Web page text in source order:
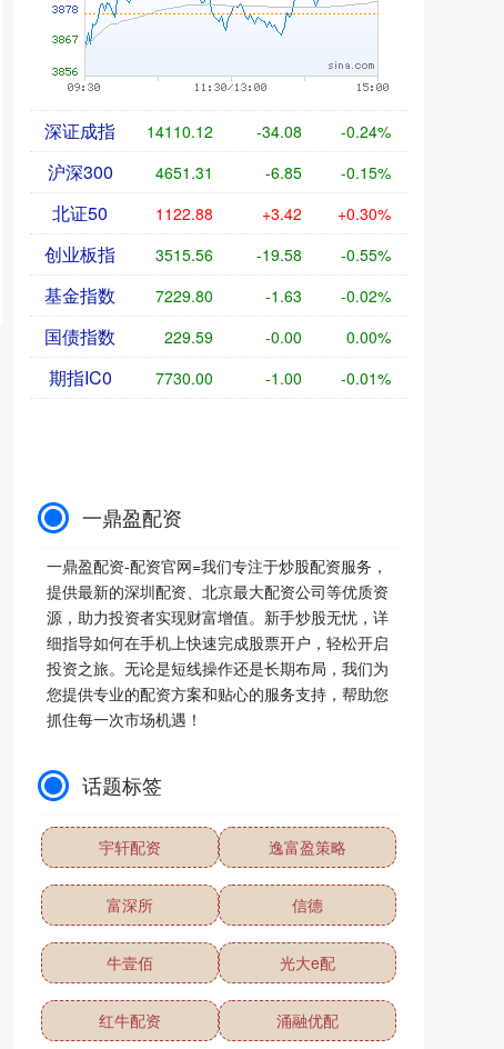
深证成指 14110.12 -34.08 -0.24%
沪深300 4651.31 -6.85 -0.15%
北证50 1122.88 +3.42 +0.30%
创业板指 3515.56 -19.58 -0.55%
基金指数 7229.80 -1.63 -0.02%
国债指数 229.59 -0.00 0.00%
期指IC0 7730.00 -1.00 -0.01%
一鼎盈配资
一鼎盈配资-配资官网=我们专注于炒股配资服务，
提供最新的深圳配资、北京最大配资公司等优质资
源，助力投资者实现财富增值。新手炒股无忧，详
细指导如何在手机上快速完成股票开户，轻松开启
投资之旅。无论是短线操作还是长期布局，我们为
您提供专业的配资方案和贴心的服务支持，帮助您
抓住每一次市场机遇！
话题标签
宇轩配资 逸富盈策略
富深所 信德
牛壹佰 光大e配
红牛配资 涌融优配